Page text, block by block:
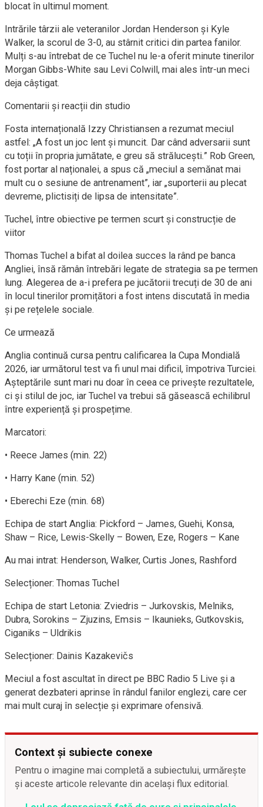
blocat în ultimul moment.
Intrările târzii ale veteranilor Jordan Henderson și Kyle
Walker, la scorul de 3-0, au stârnit critici din partea fanilor.
Mulți s-au întrebat de ce Tuchel nu le-a oferit minute tinerilor
Morgan Gibbs-White sau Levi Colwill, mai ales într-un meci
deja câștigat.
Comentarii și reacții din studio
Fosta internațională Izzy Christiansen a rezumat meciul
astfel: „A fost un joc lent și muncit. Dar când adversarii sunt
cu toții în propria jumătate, e greu să strălucești.” Rob Green,
fost portar al naționalei, a spus că „meciul a semănat mai
mult cu o sesiune de antrenament”, iar „suporterii au plecat
devreme, plictisiți de lipsa de intensitate”.
Tuchel, între obiective pe termen scurt și construcție de
viitor
Thomas Tuchel a bifat al doilea succes la rând pe banca
Angliei, însă rămân întrebări legate de strategia sa pe termen
lung. Alegerea de a-i prefera pe jucătorii trecuți de 30 de ani
în locul tinerilor promițători a fost intens discutată în media
și pe rețelele sociale.
Ce urmează
Anglia continuă cursa pentru calificarea la Cupa Mondială
2026, iar următorul test va fi unul mai dificil, împotriva Turciei.
Așteptările sunt mari nu doar în ceea ce privește rezultatele,
ci și stilul de joc, iar Tuchel va trebui să găsească echilibrul
între experiență și prospețime.
Marcatori:
• Reece James (min. 22)
• Harry Kane (min. 52)
• Eberechi Eze (min. 68)
Echipa de start Anglia: Pickford – James, Guehi, Konsa,
Shaw – Rice, Lewis-Skelly – Bowen, Eze, Rogers – Kane
Au mai intrat: Henderson, Walker, Curtis Jones, Rashford
Selecționer: Thomas Tuchel
Echipa de start Letonia: Zviedris – Jurkovskis, Melniks,
Dubra, Sorokins – Zjuzins, Emsis – Ikaunieks, Gutkovskis,
Ciganiks – Uldrikis
Selecționer: Dainis Kazakevičs
Meciul a fost ascultat în direct pe BBC Radio 5 Live și a
generat dezbateri aprinse în rândul fanilor englezi, care cer
mai mult curaj în selecție și exprimare ofensivă.
Context și subiecte conexe
Pentru o imagine mai completă a subiectului, urmărește
și aceste articole relevante din același flux editorial.